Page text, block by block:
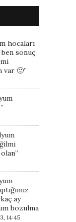
hocaları
sonuç
var 🙂”
”
olan”
ay
bozulma
14:45